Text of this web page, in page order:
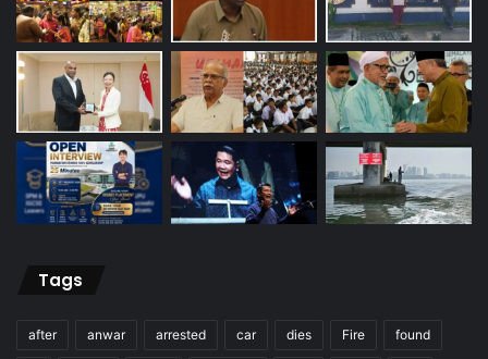
Tags
after anwar arrested car dies Fire found